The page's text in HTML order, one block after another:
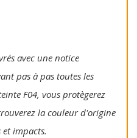
avec une notice
pas à pas toutes les
F04, vous protègerez
la couleur d'origine
et impacts.